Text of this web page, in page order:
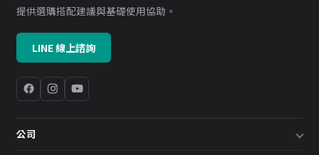
提供選購搭配建議與基礎使用協助。
LINE 線上諮詢
公司